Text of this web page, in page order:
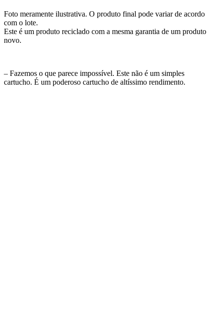
Foto meramente ilustrativa. O produto final pode variar de acordo
com o lote.
Este é um produto reciclado com a mesma garantia de um produto
novo.
– Fazemos o que parece impossível. Este não é um simples
cartucho. É um poderoso cartucho de altíssimo rendimento.